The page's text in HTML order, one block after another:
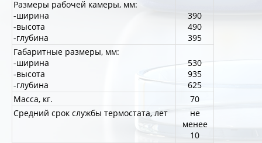
Размеры рабочей камеры, мм:
-ширина
-высота
-глубина
390
490
395
Габаритные размеры, мм:
-ширина
-высота
-глубина
530
935
625
Масса, кг.
70
Средний срок службы термостата, лет
не
менее
10